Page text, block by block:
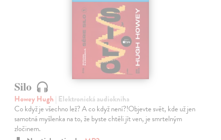
Silo
Howey Hugh | Elektronická audiokniha
Co když je všechno lež? A co když není?!Objevte svět, kde už jen
samotná myšlenka na to, že byste chtěli jít ven, je smrtelným
zločinem.